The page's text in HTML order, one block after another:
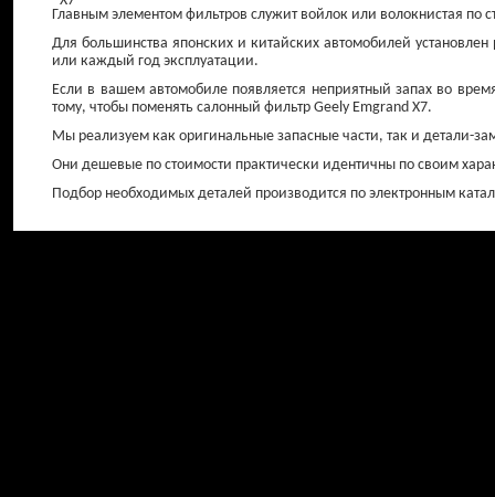
Амортизаторы задние
Диски
Главным элементом фильтров служит войлок или волокнистая по
Для большинства японских и китайских автомобилей
или каждый год эксплуатации.
Если в вашем автомобиле появляется неприятный запах во
тому, чтобы поменять салонный фильтр Geely Emgrand X7.
Мы реализуем как оригинальные запасные части, так и детали-
Они дешевые по стоимости практически идентичны по своим
Подбор необходимых деталей производится по электронным